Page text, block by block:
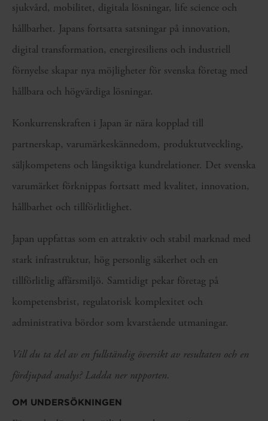
sjukvård, mobilitet, digitala lösningar, life science och
hållbarhet. Japans fortsatta satsningar på innovation,
digital transformation, energiresiliens och industriell
förnyelse skapar nya möjligheter för svenska företag med
hållbara och högvärdiga lösningar.
Konkurrenskraften i Japan är nära kopplad till
partnerskap, varumärkeskännedom, produktutveckling,
säljkompetens och långsiktiga kundrelationer. Det svenska
varumärket förknippas fortsatt med kvalitet, innovation,
hållbarhet och tillförlitlighet.
Japan uppfattas som en attraktiv och stabil marknad med
stark infrastruktur, hög personlig säkerhet och en
tillförlitlig affärsmiljö. Samtidigt pekar företag på
kompetensbrist, regulatorisk komplexitet och
administrativa bördor som kvarstående utmaningar.
Vill du ta del av en fullständig översikt av resultaten och en
fördjupad analys? Ladda ner rapporten.
OM UNDERSÖKNINGEN